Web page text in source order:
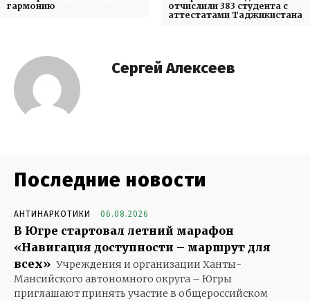
гармонию
отчислили 383 студента с
аттестатами Таджикистана
Сергей Алексеев
Последние новости
АНТИНАРКОТИКИ 06.08.2026
В Югре стартовал летний марафон
«Навигация доступности – маршрут для
всех» Учреждения и организации Ханты-
Мансийского автономного округа – Югры
приглашают принять участие в общероссийском